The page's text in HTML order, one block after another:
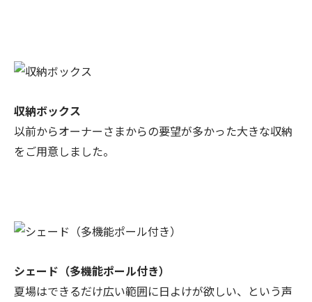
収納ボックス
以前からオーナーさまからの要望が多かった大きな収納
をご用意しました。
シェード（多機能ポール付き）
夏場はできるだけ広い範囲に日よけが欲しい、という声